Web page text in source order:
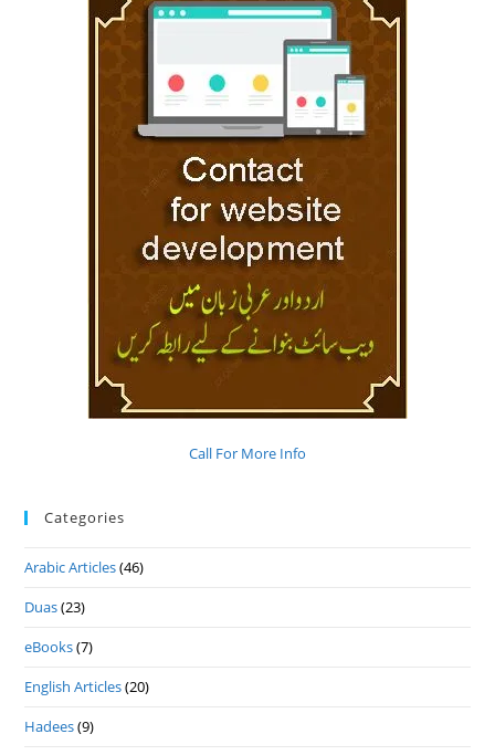
Call For More Info
Categories
Arabic Articles(46)
Duas(23)
eBooks(7)
English Articles(20)
Hadees(9)